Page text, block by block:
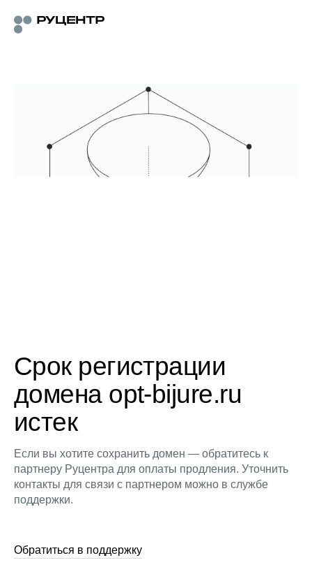
Срок регистрации
домена opt-bijure.ru
истек
Если вы хотите сохранить домен — обратитесь к
партнеру Руцентра для оплаты продления. Уточнить
контакты для связи с партнером можно в службе
поддержки.
Обратиться в поддержку